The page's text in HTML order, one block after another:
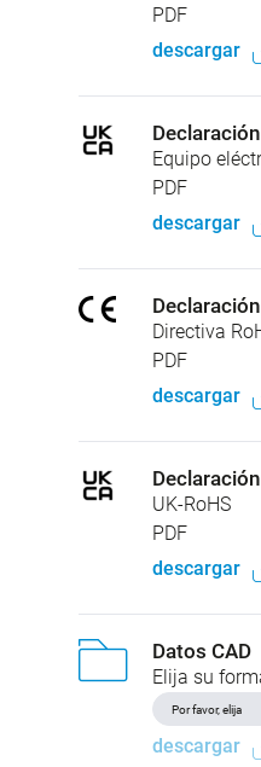
PDF
descargar
Equipo
PDF
descargar
Directiva
PDF
descargar
UK-RoHS
PDF
descargar
Datos CAD
Elija su
descargar